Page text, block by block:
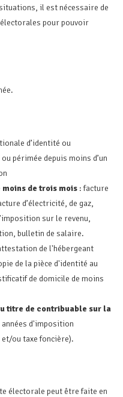
il est nécessaire de
pour pouvoir
d’identité ou
périmée depuis moins d’un
de trois mois : facture
d’électricité, de gaz,
sur le revenu,
bulletin de salaire.
de l'hébergeant
de la pièce d'identité au
de domicile de moins
titre de contribuable sur la
d'imposition
ou taxe foncière).
électorale peut être faite en